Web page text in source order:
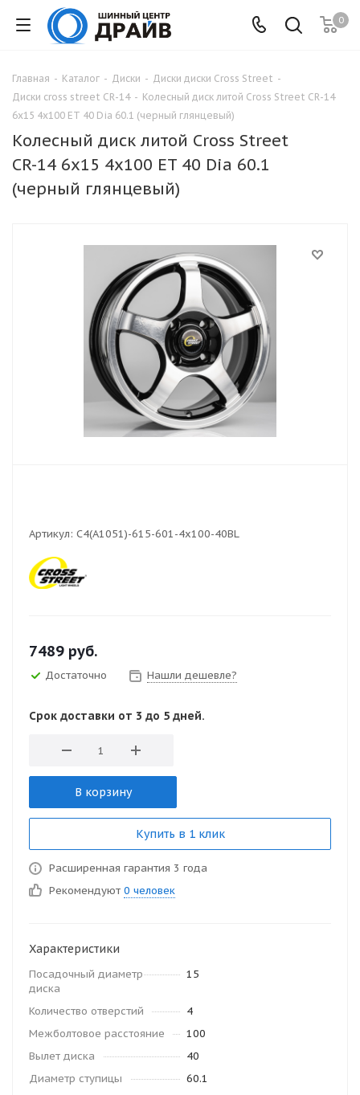
0
Главная - Каталог - Диски - Диски диски Cross Street -
Диски cross street СR-14 - Колесный диск литой Cross Street СR-14
6x15 4x100 ET 40 Dia 60.1 (черный глянцевый)
Колесный диск литой Cross Street
СR-14 6x15 4x100 ET 40 Dia 60.1
(черный глянцевый)
Артикул: C4(A1051)-615-601-4x100-40BL
7489 руб.
Достаточно Нашли дешевле?
Срок доставки от 3 до 5 дней.
В корзину
Купить в 1 клик
Расширенная гарантия 3 года
Рекомендуют 0 человек
Характеристики
Посадочный диаметр
диска
15
Количество отверстий
4
Межболтовое расстояние
100
Вылет диска
40
Диаметр ступицы
60.1